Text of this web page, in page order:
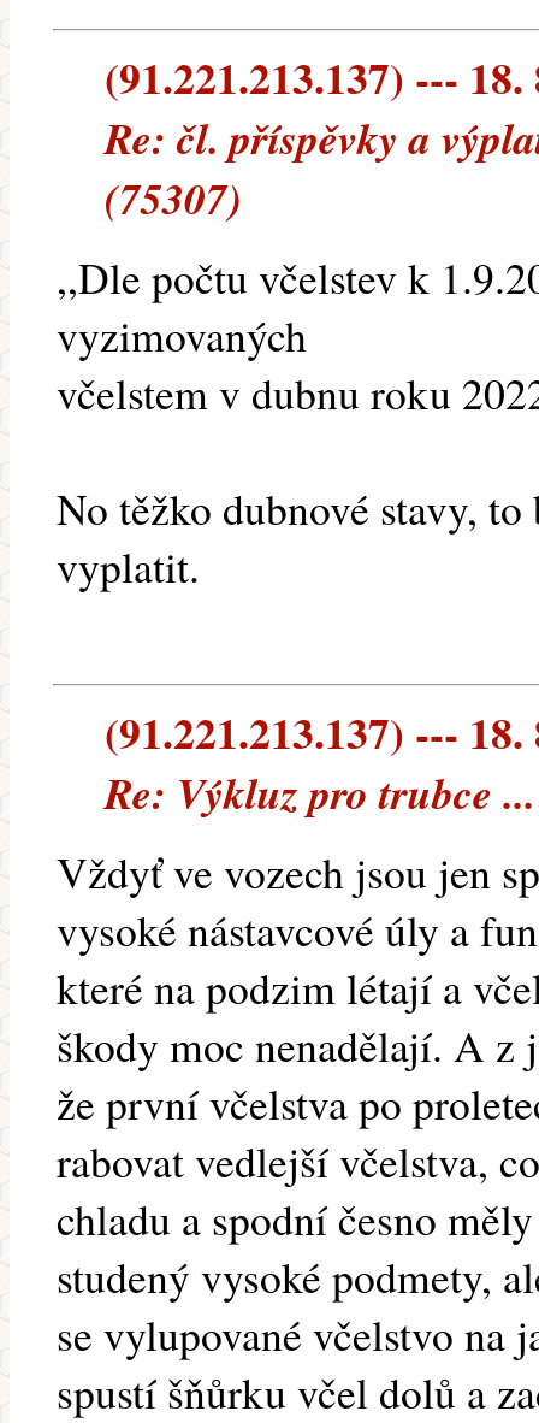
(91.221.213.137) --- 18.
Re: čl. příspěvky a
(75307)
,,Dle počtu včelstev k
vyzimovaných
včelstem v dubnu roku
No těžko dubnové stavy,
vyplatit.
(91.221.213.137) --- 18.
Re: Výkluz pro trubce
Vždyť ve vozech jsou jen
vysoké nástavcové úly a
které na podzim létají a
škody moc nenadělají. A z
že první včelstva po
rabovat vedlejší včelstva,
chladu a spodní česno
studený vysoké podmety,
se vylupované včelstvo na
spustí šňůrku včel dolů a